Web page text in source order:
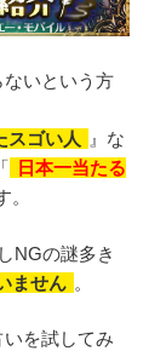
ないという方
スゴい人
』な
日本一当たる
NGの謎多き
ません 。
を試してみ